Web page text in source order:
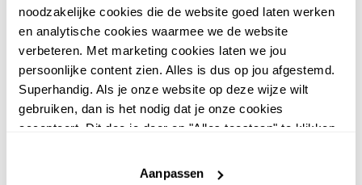
noodzakelijke cookies die de website goed laten werken
en analytische cookies waarmee we de website
verbeteren. Met marketing cookies laten we jou
persoonlijke content zien. Alles is dus op jou afgestemd.
Superhandig. Als je onze website op deze wijze wilt
gebruiken, dan is het nodig dat je onze cookies
accepteert. Dit doe je door op "Alles toestaan" te klikken.
website niet optimaal functioneert.
Aanpassen